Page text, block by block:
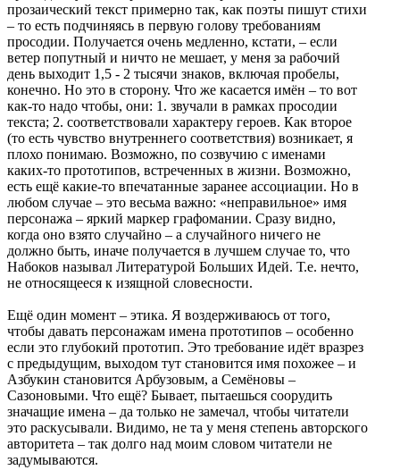
прозаический текст примерно так, как поэты пишут стихи
– то есть подчиняясь в первую голову требованиям
просодии. Получается очень медленно, кстати, – если
ветер попутный и ничто не мешает, у меня за рабочий
день выходит 1,5 - 2 тысячи знаков, включая пробелы,
конечно. Но это в сторону. Что же касается имён – то вот
как-то надо чтобы, они: 1. звучали в рамках просодии
текста; 2. соответствовали характеру героев. Как второе
(то есть чувство внутреннего соответствия) возникает, я
плохо понимаю. Возможно, по созвучию с именами
каких-то прототипов, встреченных в жизни. Возможно,
есть ещё какие-то впечатанные заранее ассоциации. Но в
любом случае – это весьма важно: «неправильное» имя
персонажа – яркий маркер графомании. Сразу видно,
когда оно взято случайно – а случайного ничего не
должно быть, иначе получается в лучшем случае то, что
Набоков называл Литературой Больших Идей. Т.е. нечто,
не относящееся к изящной словесности.
Ещё один момент – этика. Я воздерживаюсь от того,
чтобы давать персонажам имена прототипов – особенно
если это глубокий прототип. Это требование идёт вразрез
с предыдущим, выходом тут становится имя похожее – и
Азбукин становится Арбузовым, а Семёновы –
Сазоновыми. Что ещё? Бывает, пытаешься соорудить
значащие имена – да только не замечал, чтобы читатели
это раскусывали. Видимо, не та у меня степень авторского
авторитета – так долго над моим словом читатели не
задумываются.